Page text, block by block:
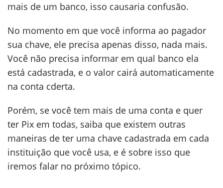
mais de um banco, isso causaria confusão.
No momento em que você informa ao pagador
sua chave, ele precisa apenas disso, nada mais.
Você não precisa informar em qual banco ela
está cadastrada, e o valor cairá automaticamente
na conta cderta.
Porém, se você tem mais de uma conta e quer
ter Pix em todas, saiba que existem outras
maneiras de ter uma chave cadastrada em cada
instituição que você usa, e é sobre isso que
iremos falar no próximo tópico.